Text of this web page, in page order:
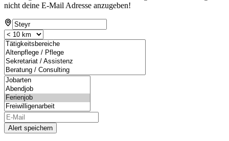
nicht deine E-Mail Adresse anzugeben!
Alert speichern